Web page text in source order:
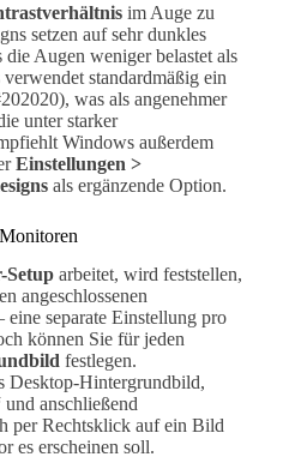
im Auge zu
setzen auf sehr dunkles
Augen weniger belastet als
standardmäßig ein
was als angenehmer
unter starker
Windows außerdem
Einstellungen >
als ergänzende Option.
arbeitet, wird feststellen,
angeschlossenen
separate Einstellung pro
können Sie für jeden
festlegen.
Desktop-Hintergrundbild,
und anschließend
per Rechtsklick auf ein Bild
es erscheinen soll.